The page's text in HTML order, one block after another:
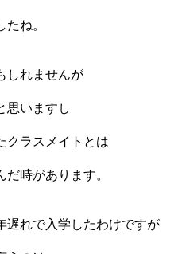
ね。
しれませんが
思いますし
クラスメイトとは
時があります。
遅れで入学したわけですが